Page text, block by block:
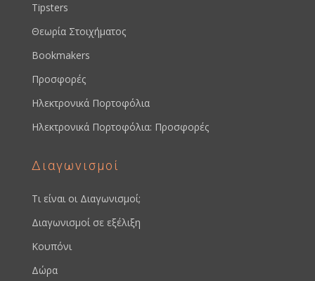
Tipsters
Θεωρία Στοιχήματος
Bookmakers
Προσφορές
Ηλεκτρονικά Πορτοφόλια
Ηλεκτρονικά Πορτοφόλια: Προσφορές
Διαγωνισμοί
Τι είναι οι Διαγωνισμοί;
Διαγωνισμοί σε εξέλιξη
Κουπόνι
Δώρα